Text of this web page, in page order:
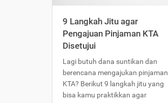
9 Langkah Jitu agar
Pengajuan Pinjaman KTA
Disetujui
Lagi butuh dana suntikan dan
berencana mengajukan pinjaman
KTA? Berikut 9 langkah jitu yang
bisa kamu praktikkan agar